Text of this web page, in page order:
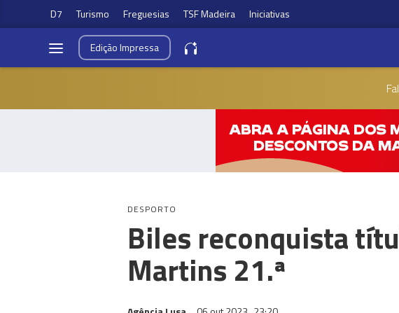
D7 Turismo Freguesias TSF Madeira Iniciativas
EdiçãoImpressa
DESPORTO
Biles reconquista
Martins 21.ª